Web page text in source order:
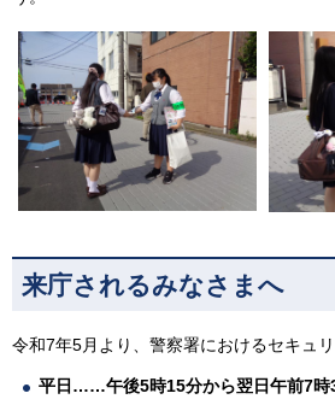
来庁されるみなさまへ
令和7年5月より、警察署におけるセキュ
平日……午後5時15分から翌日午前7時